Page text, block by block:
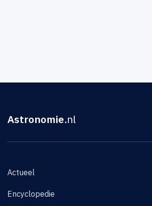
Astronomie.nl
Actueel
Encyclopedie